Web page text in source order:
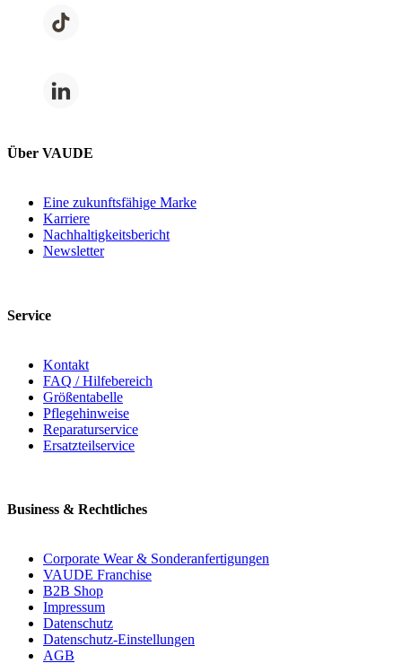
Über VAUDE
Eine zukunftsfähige Marke
Karriere
Nachhaltigkeitsbericht
Newsletter
Service
Kontakt
FAQ / Hilfebereich
Größentabelle
Pflegehinweise
Reparaturservice
Ersatzteilservice
Business & Rechtliches
Corporate Wear & Sonderanfertigungen
VAUDE Franchise
B2B Shop
Impressum
Datenschutz
Datenschutz-Einstellungen
AGB